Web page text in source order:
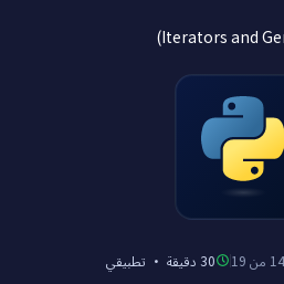
30 دقيقة · تطبيقي